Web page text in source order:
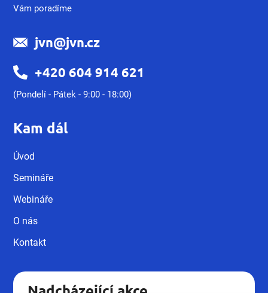
Vám poradíme
jvn@jvn.cz
+420 604 914 621
(Pondelí - Pátek - 9:00 - 18:00)
Kam dál
Úvod
Semináře
Webináře
O nás
Kontakt